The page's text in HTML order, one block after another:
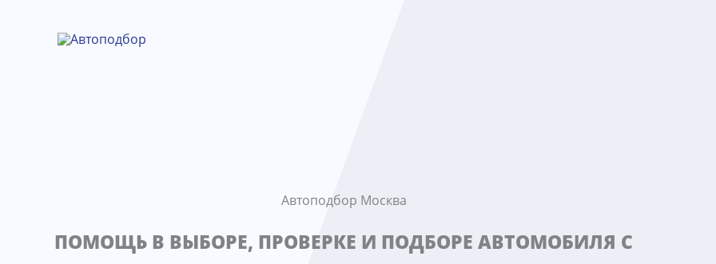
Автоподбор Москва
ПОМОЩЬ В ВЫБОРЕ, ПРОВЕРКЕ И ПОДБОРЕ АВТОМОБИЛЯ С